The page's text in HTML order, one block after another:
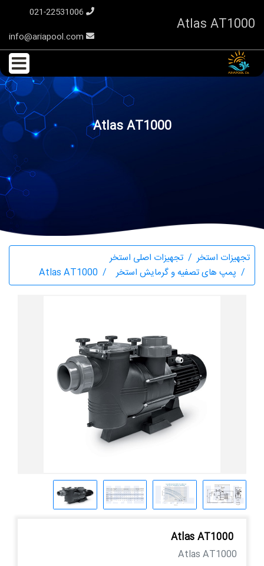
Atlas AT1000
Atlas AT1000
تجهیزات استخر
تجهیزات اصلی استخر
پمپ های تصفیه و گرمایش استخر
Atlas AT1000
Atlas AT1000
Atlas AT1000